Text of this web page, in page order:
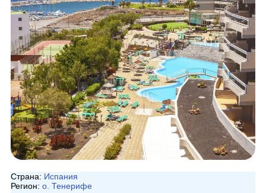
Страна: Испания
Регион: о. Тенерифе